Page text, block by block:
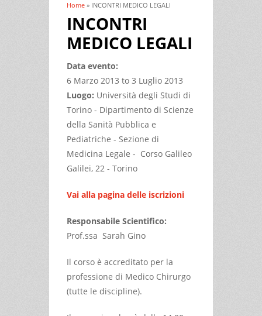
Tu sei qui
Home » INCONTRI MEDICO LEGALI
INCONTRI
MEDICO LEGALI
Data evento:
6 Marzo 2013 to 3 Luglio 2013
Luogo: Università degli Studi di
Torino - Dipartimento di Scienze
della Sanità Pubblica e
Pediatriche - Sezione di
Medicina Legale - Corso Galileo
Galilei, 22 - Torino
Vai alla pagina delle iscrizioni
Responsabile Scientifico:
Prof.ssa Sarah Gino
Il corso è accreditato per la
professione di Medico Chirurgo
(tutte le discipline).